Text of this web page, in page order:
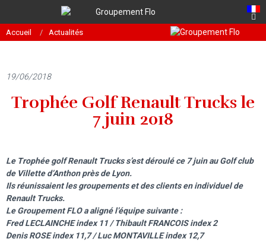
Accueil Actualités
19/06/2018
Trophée Golf Renault Trucks le
7 juin 2018
Le Trophée golf Renault Trucks s’est déroulé ce 7 juin au Golf club
de Villette d’Anthon près de Lyon.
Ils réunissaient les groupements et des clients en individuel de
Renault Trucks.
Le Groupement FLO a aligné l’équipe suivante :
Fred LECLAINCHE index 11 / Thibault FRANCOIS index 2
Denis ROSE index 11,7 / Luc MONTAVILLE index 12,7